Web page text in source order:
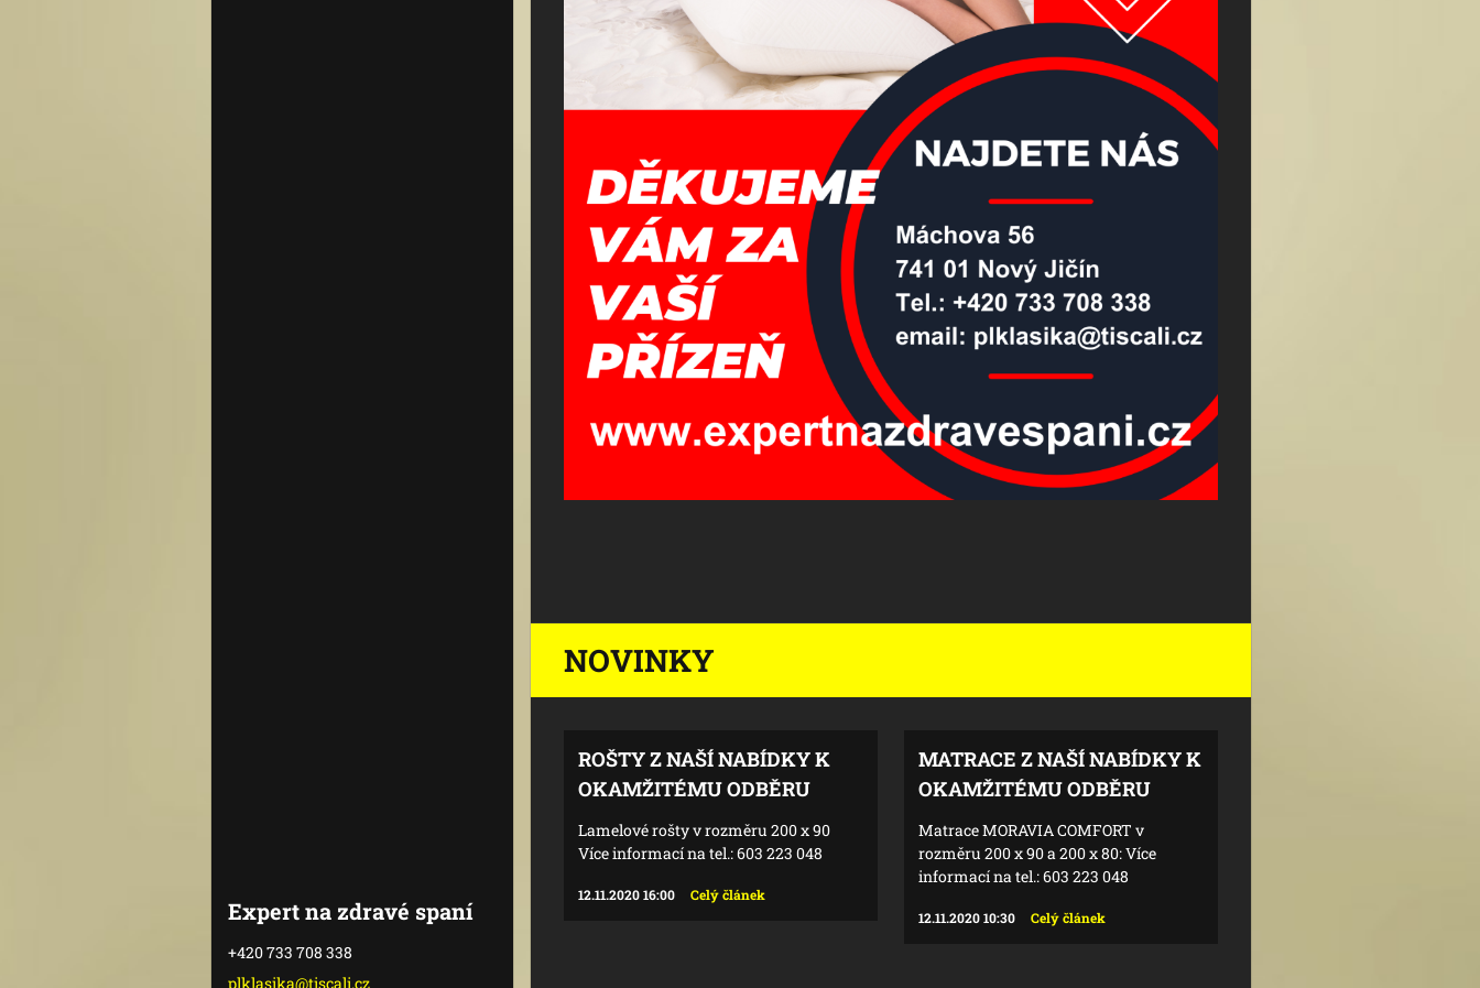
Expert na zdravé spaní
+420 733 708 338
plklasika@tiscali.cz
NOVINKY
ROŠTY Z NAŠÍ NABÍDKY K
OKAMŽITÉMU ODBĚRU
Lamelové rošty v rozměru 200 x 90
Více informací na tel.: 603 223 048
12.11.2020 16:00 Celý článek
MATRACE Z NAŠÍ NABÍDKY K
OKAMŽITÉMU ODBĚRU
Matrace MORAVIA COMFORT v
rozměru 200 x 90 a 200 x 80: Více
informací na tel.: 603 223 048
12.11.2020 10:30 Celý článek